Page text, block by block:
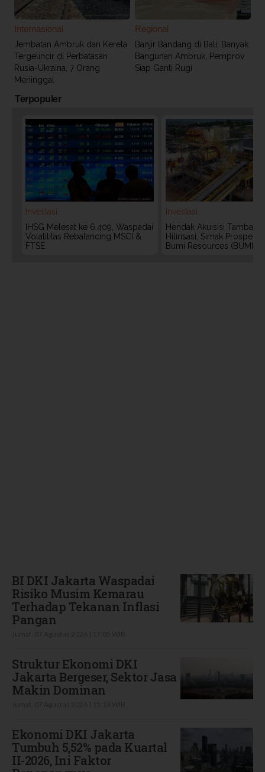
Internasional
Jembatan Ambruk dan Kereta
Tergelincir di Perbatasan
Rusia-Ukraina, 7 Orang
Meninggal
Regional
Banjir Bandang di Bali, Banyak
Bangunan Ambruk, Pemprov
Siap Ganti Rugi
Terpopuler
Investasi
IHSG Melesat ke 6.409, Waspadai
Volatilitas Rebalancing MSCI &
FTSE
Investasi
Hendak Akuisisi
Hilirisasi, Simak Prospek
Bumi Resources (BUMI)
BI DKI Jakarta Waspadai
Risiko Musim Kemarau
Terhadap Tekanan Inflasi
Pangan
Struktur Ekonomi DKI
Jakarta Bergeser, Sektor Jasa
Makin Dominan
Ekonomi DKI Jakarta
Tumbuh 5,52% pada Kuartal
II-2026, Ini Faktor